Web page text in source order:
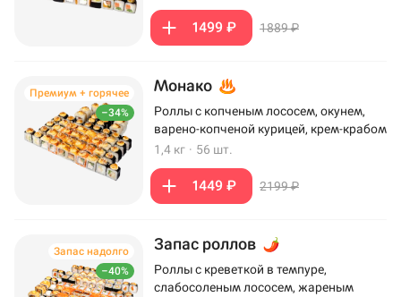
1499 ₽ 1889 ₽
–34%
Премиум + горячее Монако
Роллы с копченым лососем, окунем,
варено-копченой курицей, крем-крабом
1,4 кг · 56 шт.
1449 ₽ 2199 ₽
–40%
Запас надолго Запас роллов
Роллы с креветкой в темпуре,
слабосоленым лососем, жареным